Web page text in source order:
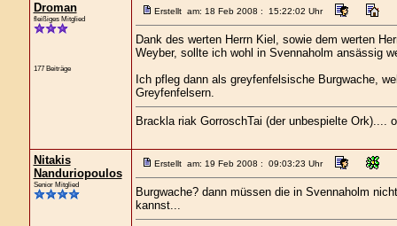
Droman
fleißiges Mitglied
177 Beiträge
Erstellt am: 18 Feb 2008 : 15:22:02 Uhr
Dank des werten Herrn Kiel, sowie dem werten
Weyber, sollte ich wohl in Svennaholm ansässig
Ich pfleg dann als greyfenfelsische Burgwache,
Greyfenfelsern.
Brackla riak GorroschTai (der unbespielte Ork)....
Nitakis
Nanduriopoulos
Senior Mitglied
Erstellt am: 19 Feb 2008 : 09:03:23 Uhr
Burgwache? dann müssen die in Svennaholm
kannst...